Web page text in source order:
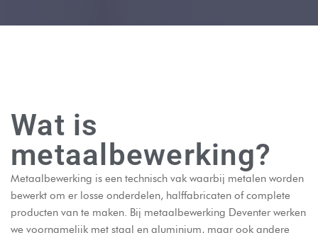
Wat is
metaalbewerking?
Metaalbewerking is een technisch vak waarbij metalen worden
bewerkt om er losse onderdelen, halffabricaten of complete
producten van te maken. Bij metaalbewerking Deventer werken
we voornamelijk met staal en aluminium, maar ook andere